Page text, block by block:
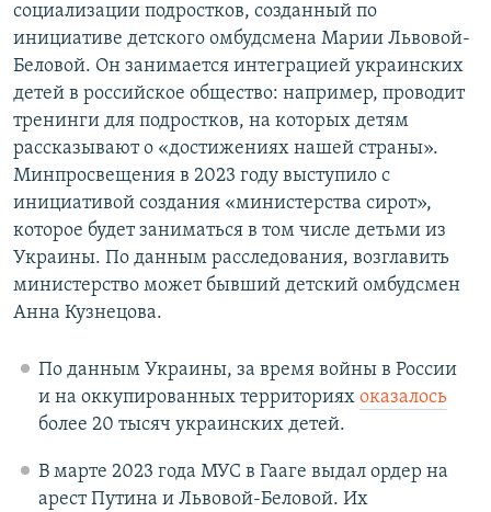
социализации подростков, созданный по
инициативе детского омбудсмена Марии Львовой-
Беловой. Он занимается интеграцией украинских
детей в российское общество: например, проводит
тренинги для подростков, на которых детям
рассказывают о «достижениях нашей страны».
Минпросвещения в 2023 году выступило с
инициативой создания «министерства сирот»,
которое будет заниматься в том числе детьми из
Украины. По данным расследования, возглавить
министерство может бывший детский омбудсмен
Анна Кузнецова.
По данным Украины, за время войны в России
и на оккупированных территориях оказалось
более 20 тысяч украинских детей.
В марте 2023 года МУС в Гааге выдал ордер на
арест Путина и Львовой-Беловой. Их